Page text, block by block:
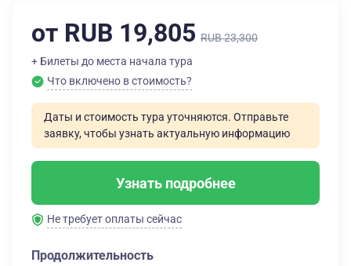
от RUB 19,805 RUB 23,300
+ Билеты до места начала тура
Что включено в стоимость?
Даты и стоимость тура уточняются. Отправьте
заявку, чтобы узнать актуальную информацию
Узнать подробнее
Не требует оплаты сейчас
Продолжительность